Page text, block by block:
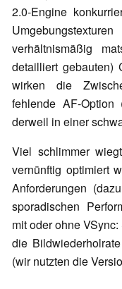
2.0-Engine
verhältnismäßig
detailliert gebauten)
wirken die
fehlende AF-Option
derweil in einer
Viel schlimmer
vernünftig optimiert
Anforderungen
sporadischen
mit oder ohne
die
(wir nutzten die